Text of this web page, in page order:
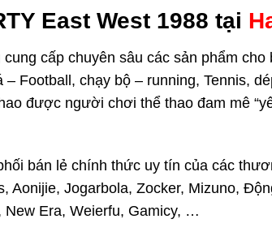
East West 1988 tại
cấp chuyên sâu các sản phẩm cho
Football, chạy bộ – running, Tennis,
được người chơi thể thao đam mê
bán lẻ chính thức uy tín của các
Aonijie, Jogarbola, Zocker, Mizuno,
New Era, Weierfu, Gamicy, …